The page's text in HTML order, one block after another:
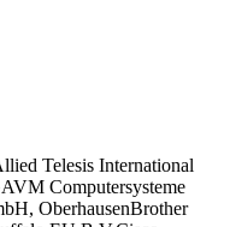
Telesis International
AVM Computersysteme
OberhausenBrother